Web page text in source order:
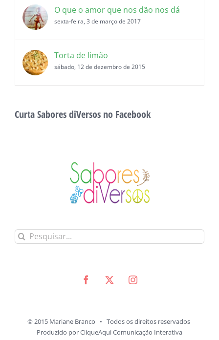
O que o amor que nos dão nos dá
sexta-feira, 3 de março de 2017
Torta de limão
sábado, 12 de dezembro de 2015
Curta Sabores diVersos no Facebook
Buscar
© 2015 Mariane Branco • Todos os direitos reservados
Produzido porCliqueAqui Comunicação Interativa